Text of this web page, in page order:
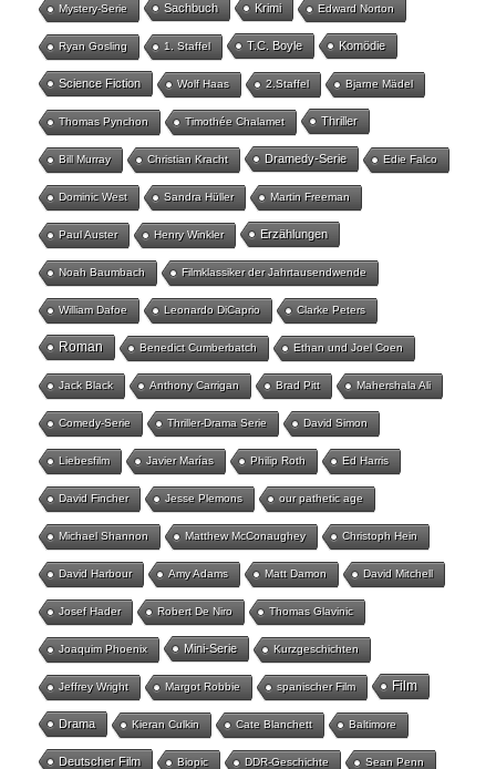
Mystery-Serie Sachbuch Krimi Edward Norton
Ryan Gosling 1. Staffel T.C. Boyle Komödie
Science Fiction Wolf Haas 2.Staffel Bjarne Mädel
Thomas Pynchon Timothée Chalamet Thriller
Bill Murray Christian Kracht Dramedy-Serie Edie Falco
Dominic West Sandra Hüller Martin Freeman
Paul Auster Henry Winkler Erzählungen
Noah Baumbach Filmklassiker der Jahrtausendwende
William Dafoe Leonardo DiCaprio Clarke Peters
Roman Benedict Cumberbatch Ethan und Joel Coen
Jack Black Anthony Carrigan Brad Pitt Mahershala Ali
Comedy-Serie Thriller-Drama Serie David Simon
Liebesfilm Javier Marías Philip Roth Ed Harris
David Fincher Jesse Plemons our pathetic age
Michael Shannon Matthew McConaughey Christoph Hein
David Harbour Amy Adams Matt Damon David Mitchell
Josef Hader Robert De Niro Thomas Glavinic
Joaquim Phoenix Mini-Serie Kurzgeschichten
Jeffrey Wright Margot Robbie spanischer Film Film
Drama Kieran Culkin Cate Blanchett Baltimore
Deutscher Film Biopic DDR-Geschichte Sean Penn